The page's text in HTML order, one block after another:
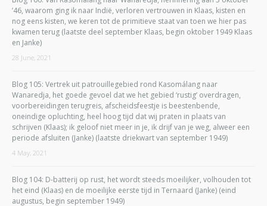
’46, waarom ging ik naar Indië, verloren vertrouwen in Klaas, kisten en
nog eens kisten, we keren tot de primitieve staat van toen we hier pas
kwamen terug (laatste deel september Klaas, begin oktober 1949 Klaas
en Janke)
28 June, 2021
Blog 105: Vertrek uit patrouillegebied rond Kasomálang naar
Wanaredja, het goede gevoel dat we het gebied ‘rustig’ overdragen,
voorbereidingen terugreis, afscheidsfeestje is beestenbende,
oneindige opluchting, heel hoog tijd dat wij praten in plaats van
schrijven (Klaas); ik geloof niet meer in je, ik drijf van je weg, alweer een
periode afsluiten (Janke) (laatste driekwart van september 1949)
4 May, 2021
Blog 104: D-batterij op rust, het wordt steeds moeilijker, volhouden tot
het eind (Klaas) en de moeilijke eerste tijd in Ternaard (Janke) (eind
augustus, begin september 1949)